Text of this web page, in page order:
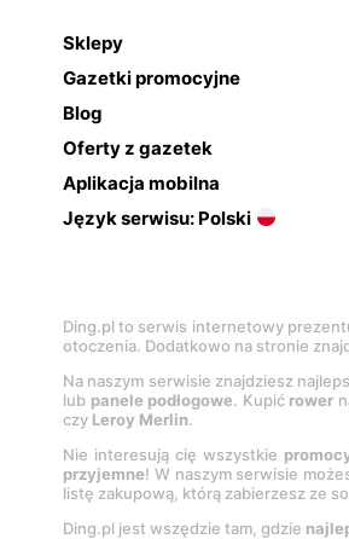
Sklepy
Gazetki promocyjne
Blog
Oferty z gazetek
Aplikacja mobilna
Język serwisu: Polski
Ding.pl to serwis internetowy
otoczenia. Dodatkowo na stronie
Na naszym serwisie znajdziesz
lub panele podłogowe. Kupić rower
czy Leroy Merlin.
Nie interesują cię wszystkie
przyjemne! W naszym serwisie
listę zakupową, którą zabierzesz ze
Ding.pl jest wszędzie tam, gdzie